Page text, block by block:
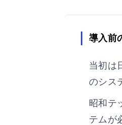
導入前
当初は
のシス
昭和テ
テムが